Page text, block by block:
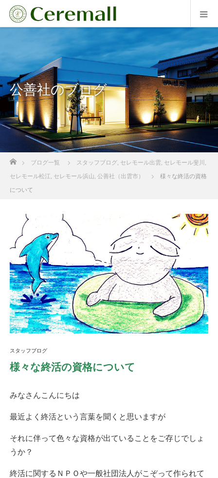
公善社のブログ
ブログ一覧 スタッフブログ, セレモール出雲, セレモール斐川 ,
セレモール松江, セレモール浜山, 公善社（出雲市）
様々な終活の資格
について
スタッフブログ
様々な終活の資格について
みなさんこんにちは
最近よく終活という言葉を聞くと思いますが
それに伴って色々な資格が出ていることをご存じでしょ
うか？
終活に関するＮＰＯや一般社団法人がこぞって作られて